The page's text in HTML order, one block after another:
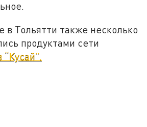
в Тольятти также несколько
продуктами сети
“Кусай”.